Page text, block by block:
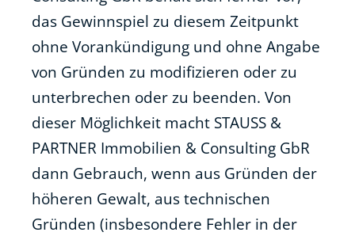
das Gewinnspiel zu diesem Zeitpunkt
ohne Vorankündigung und ohne Angabe
von Gründen zu modifizieren oder zu
unterbrechen oder zu beenden. Von
dieser Möglichkeit macht STAUSS &
PARTNER Immobilien & Consulting GbR
dann Gebrauch, wenn aus Gründen der
höheren Gewalt, aus technischen
Gründen (insbesondere Fehler in der